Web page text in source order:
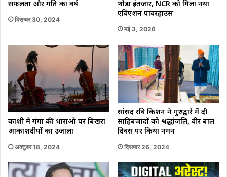
सफलता और प्रगति का वर्ष
दिसम्बर 30, 2024
थोड़ा इंतजार, NCR को मिला नया
एविएशन पावरहाउस
मई 3, 2026
काशी में गंगा की धाराओं पर बिखरा
आकाशदीपों का उजाला
अक्टूबर 18, 2024
सांसद रवि किशन ने गुरुद्वारे में दी
साहिबजादों को श्रद्धांजलि, वीर बाल
दिवस पर किया नमन
दिसम्बर 26, 2024